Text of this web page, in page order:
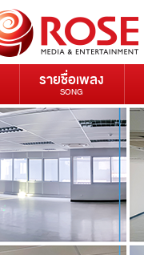
รายชื่อเพลง
SONG